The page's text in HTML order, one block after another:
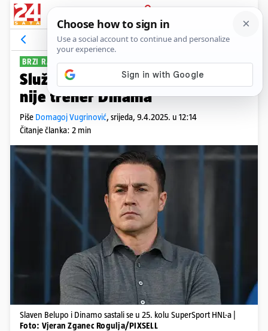
PRIJAVA
Sport Komentari
BRZI RASTANAK
Službeno: Fabio Cannavaro više
nije trener Dinama
Piše Domagoj Vugrinović, srijeda, 9.4.2025. u 12:14
Čitanje članka: 2 min
Slaven Belupo i Dinamo sastali se u 25. kolu SuperSport HNL-a |
Foto: Vjeran Zganec Rogulja/PIXSELL